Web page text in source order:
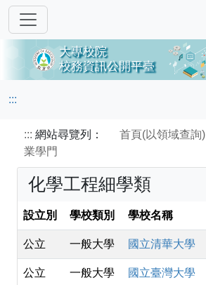
:::
::: 網站尋覽列： 首頁(以領域查詢)
業學門
化學工程細學類
設立別 學校類別 學校名稱
公立 一般大學 國立清華大學
公立 一般大學 國立臺灣大學